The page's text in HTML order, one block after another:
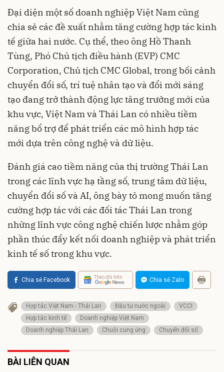
Đại diện một số doanh nghiệp Việt Nam cũng
chia sẻ các đề xuất nhằm tăng cường hợp tác kinh
tế giữa hai nước. Cụ thể, theo ông Hồ Thanh
Tùng, Phó Chủ tịch điều hành (EVP) CMC
Corporation, Chủ tịch CMC Global, trong bối cảnh
chuyển đổi số, trí tuệ nhân tạo và đổi mới sáng
tạo đang trở thành động lực tăng trưởng mới của
khu vực, Việt Nam và Thái Lan có nhiều tiềm
năng bổ trợ để phát triển các mô hình hợp tác
mới dựa trên công nghệ và dữ liệu.
Đánh giá cao tiềm năng của thị trường Thái Lan
trong các lĩnh vực hạ tầng số, trung tâm dữ liệu,
chuyển đổi số và AI, ông bày tỏ mong muốn tăng
cường hợp tác với các đối tác Thái Lan trong
những lĩnh vực công nghệ chiến lược nhằm góp
phần thúc đẩy kết nối doanh nghiệp và phát triển
kinh tế số trong khu vực.
Chia sẻ Facebook Theo dõi trên Chia sẻ Zalo
Hợp tác Việt Nam - Thái Lan Đầu tư nước ngoài
VCCI
Hợp tác kinh tế
Doanh nghiệp Việt Nam
Doanh nghiệp Thái Lan
Chuỗi cung ứng Chuyển đổi số
BÀI LIÊN QUAN